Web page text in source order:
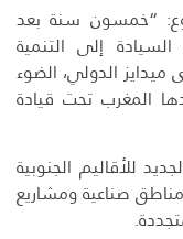
“خمسون سنة بعد
إلى التنمية
الدورة الـ17 لمنتدى ميدايز الدولي، الضوء
المغرب تحت قيادة
للأقاليم الجنوبية
صناعية ومشاريع